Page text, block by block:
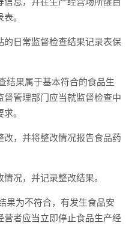
。
日常监督检查结果记录表保
果属于基本符合的食品生
管理部门应当就监督检查中
。
，并将整改情况报告食品药
况，并记录整改结果。
为不符合，有发生食品安
者应当立即停止食品生产经